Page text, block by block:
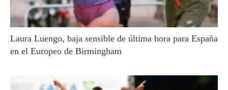
Laura Luengo, baja sensible de última hora para España
en el Europeo de Birmingham